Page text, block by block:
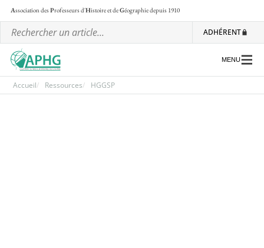
Association desProfesseurs d'Histoire et deGéographiedepuis 1910
ADHÉRENT
MENU
Accueil Ressources HGGSP